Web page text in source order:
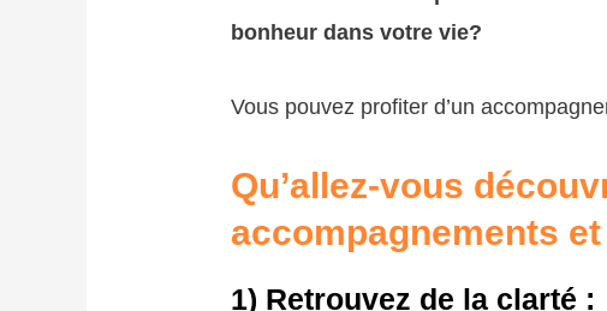
bonheur dans votre vie?
Vous pouvez profiter d’un
Qu’allez-vous
accompagnements
1) Retrouvez de la clarté :